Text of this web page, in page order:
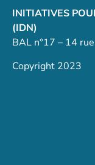
INITIATIVES
(IDN)
BAL n°17 – 14
Copyright 2023